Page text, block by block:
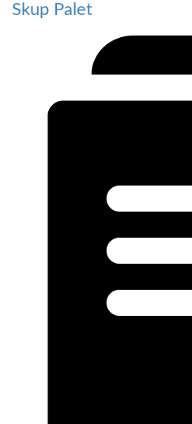
Skup Palet